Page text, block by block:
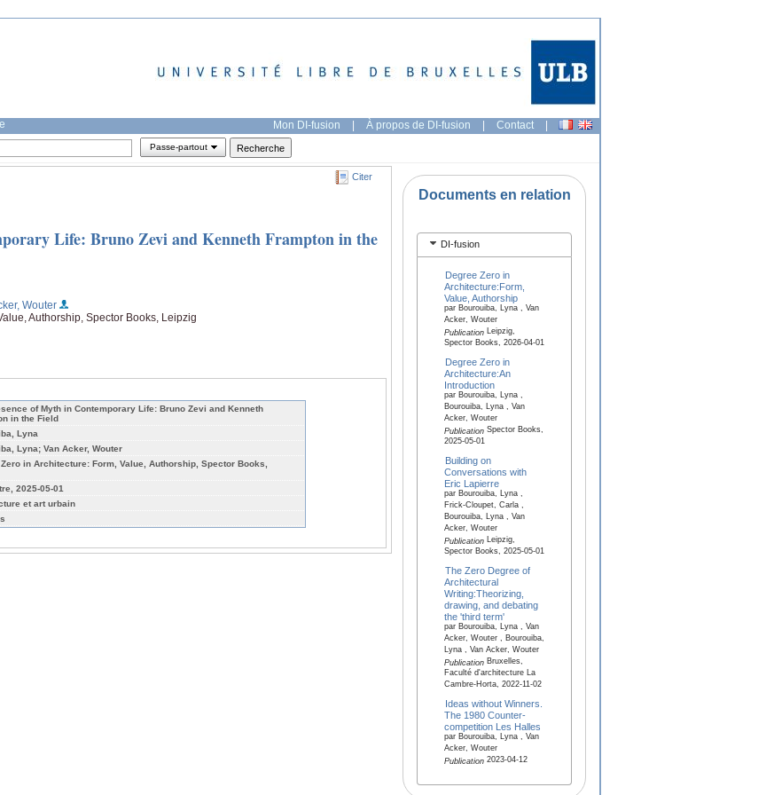
Mon DI-fusion | À propos de DI-fusion | Contact |
Passe-partout
Citer
Life: Bruno Zevi and Kenneth Frampton in the
Wouter
Authorship, Spector Books, Leipzig
of Myth in Contemporary Life: Bruno Zevi and Kenneth
in the Field
Lyna
Lyna; Van Acker, Wouter
in Architecture: Form, Value, Authorship, Spector Books,
2025-05-01
et art urbain
Documents en relation
DI-fusion
Degree Zero in
Architecture:Form,
Value, Authorship
par Bourouiba, Lyna , Van
Acker, Wouter
PublicationLeipzig,
Spector Books, 2026-04-01
Degree Zero in
Architecture:An
Introduction
par Bourouiba, Lyna ,
Bourouiba, Lyna , Van
Acker, Wouter
PublicationSpector Books,
2025-05-01
Building on
Conversations with
Eric Lapierre
par Bourouiba, Lyna ,
Frick-Cloupet, Carla ,
Bourouiba, Lyna , Van
Acker, Wouter
PublicationLeipzig,
Spector Books, 2025-05-01
The Zero Degree of
Architectural
Writing:Theorizing,
drawing, and debating
the 'third term'
par Bourouiba, Lyna , Van
Acker, Wouter , Bourouiba,
Lyna , Van Acker, Wouter
PublicationBruxelles,
Faculté d'architecture La
Cambre-Horta, 2022-11-02
Ideas without Winners.
The 1980 Counter-
competition Les Halles
par Bourouiba, Lyna , Van
Acker, Wouter
Publication2023-04-12